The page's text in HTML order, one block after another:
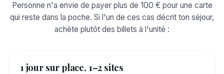
Personne n'a envie de payer plus de 100 € pour une carte
qui reste dans la poche. Si l'un de ces cas décrit ton séjour,
achète plutôt des billets à l'unité :
1 jour sur place, 1–2 sites